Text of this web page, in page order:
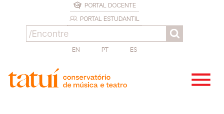
PORTAL DOCENTE
PORTAL ESTUDANTIL
EN PT ES